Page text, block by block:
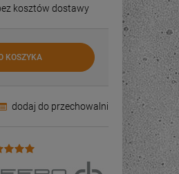
kosztów dostawy
KOSZYKA
dodaj do przechowalni